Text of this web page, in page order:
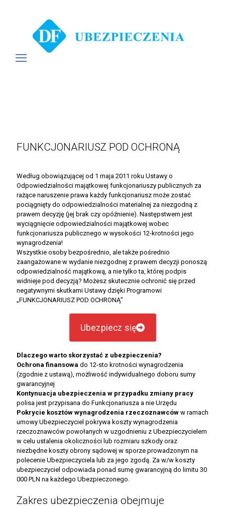
FUNKCJONARIUSZ POD OCHRONĄ
Według obowiązującej od 1 maja 2011 roku Ustawy o
Odpowiedzialności majątkowej funkcjonariuszy publicznych za
rażące naruszenie prawa każdy funkcjonariusz może zostać
pociągnięty do odpowiedzialności materialnej za niezgodną z
prawem decyzję (jej brak czy opóźnienie). Następstwem jest
wyciągnięcie odpowiedzialności majątkowej wobec
funkcjonariusza publicznego w wysokości 12-krotności jego
wynagrodzenia!
Wszystkie osoby bezpośrednio, ale także pośrednio
zaangażowane w wydanie niezgodnej z prawem decyzji ponoszą
odpowiedzialność majątkową, a nie tylko ta, której podpis
widnieje pod decyzją? Możesz skutecznie ochronić się przed
negatywnymi skutkami Ustawy dzięki Programowi
„FUNKCJONARIUSZ POD OCHRONĄ”
Ubezpiecz się
Dlaczego warto skorzystać z ubezpieczenia?
Ochrona finansowa do 12-sto krotności wynagrodzenia
(zgodnie z ustawą), możliwość indywidualnego doboru sumy
gwarancyjnej
Kontynuacja ubezpieczenia w przypadku zmiany pracy
polisa jest przypisana do Funkcjonariusza a nie Urzędu
Pokrycie kosztów wynagrodzenia rzeczoznawców w ramach
umowy Ubezpieczyciel pokrywa koszty wynagrodzenia
rzeczoznawców powołanych w uzgodnieniu z Ubezpieczycielem
w celu ustalenia okoliczności lub rozmiaru szkody oraz
niezbędne koszty obrony sądowej w sporze prowadzonym na
polecenie Ubezpieczyciela lub za jego zgodą. Za w/w koszty
ubezpieczyciel odpowiada ponad sumę gwarancyjną do limitu 30
000 PLN na każdego Ubezpieczonego.
Zakres ubezpieczenia obejmuje